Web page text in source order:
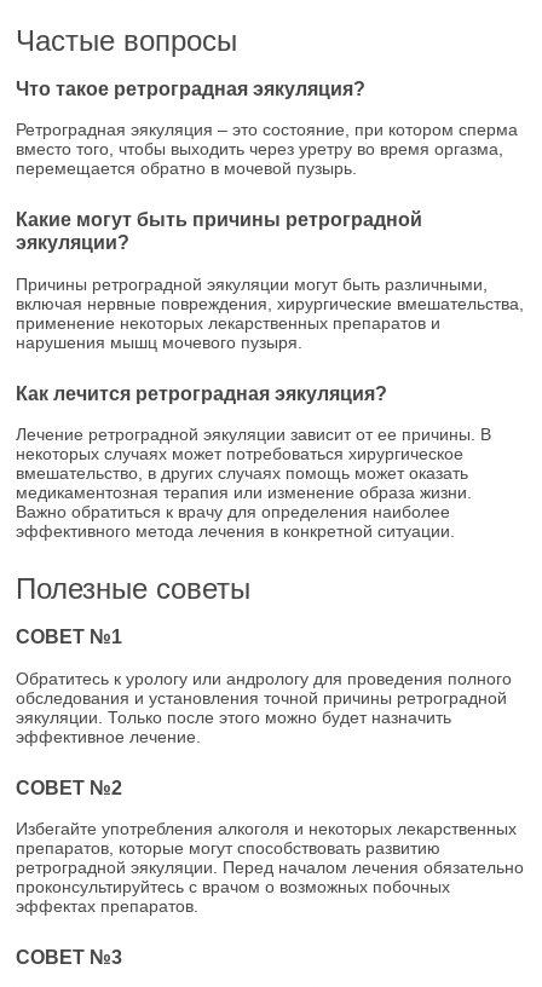
Частые вопросы
Что такое ретроградная эякуляция?
Ретроградная эякуляция – это состояние, при котором сперма
вместо того, чтобы выходить через уретру во время оргазма,
перемещается обратно в мочевой пузырь.
Какие могут быть причины ретроградной
эякуляции?
Причины ретроградной эякуляции могут быть различными,
включая нервные повреждения, хирургические вмешательства,
применение некоторых лекарственных препаратов и
нарушения мышц мочевого пузыря.
Как лечится ретроградная эякуляция?
Лечение ретроградной эякуляции зависит от ее причины. В
некоторых случаях может потребоваться хирургическое
вмешательство, в других случаях помощь может оказать
медикаментозная терапия или изменение образа жизни.
Важно обратиться к врачу для определения наиболее
эффективного метода лечения в конкретной ситуации.
Полезные советы
СОВЕТ №1
Обратитесь к урологу или андрологу для проведения полного
обследования и установления точной причины ретроградной
эякуляции. Только после этого можно будет назначить
эффективное лечение.
СОВЕТ №2
Избегайте употребления алкоголя и некоторых лекарственных
препаратов, которые могут способствовать развитию
ретроградной эякуляции. Перед началом лечения обязательно
проконсультируйтесь с врачом о возможных побочных
эффектах препаратов.
СОВЕТ №3